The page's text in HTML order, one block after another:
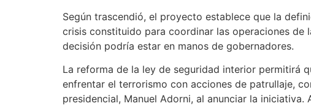
Según trascendió, el proyecto establece que la
crisis constituido para coordinar las operaciones de
decisión podría estar en manos de gobernadores.
La reforma de la ley de seguridad interior permitirá
enfrentar el terrorismo con acciones de patrullaje,
presidencial, Manuel Adorni, al anunciar la